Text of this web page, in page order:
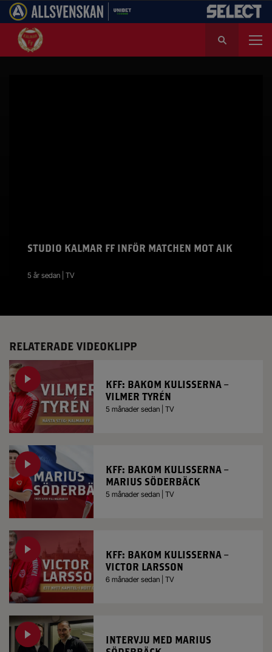
k
STUDIO KALMAR FF INFÖR MATCHEN MOT AIK
5 år sedan | TV
RELATERADE VIDEOKLIPP
KFF: BAKOM KULISSERNA –
VILMER TYRÉN
5 månader sedan | TV
KFF: BAKOM KULISSERNA –
MARIUS SÖDERBÄCK
5 månader sedan | TV
KFF: BAKOM KULISSERNA –
VICTOR LARSSON
6 månader sedan | TV
INTERVJU MED MARIUS